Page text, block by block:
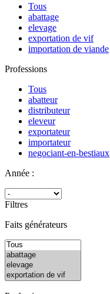
Tous
abattage
elevage
exportation de vif
importation de viande
Professions
Tous
abatteur
distributeur
eleveur
exportateur
importateur
negociant-en-bestiaux
Année :
Filtres
Faits générateurs